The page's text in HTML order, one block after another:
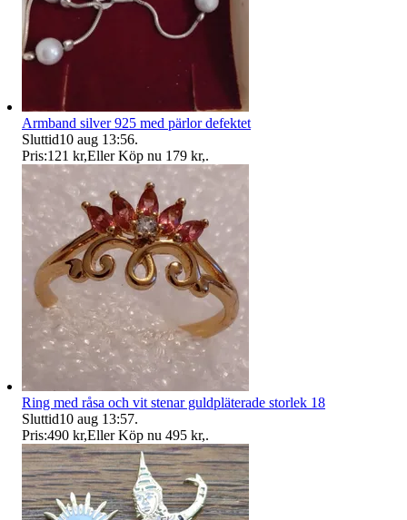
Armband silver 925 med pärlor defektet
Sluttid10 aug 13:56.
Pris:121 kr,Eller Köp nu 179 kr,.
Ring med råsa och vit stenar guldpläterade storlek 18
Sluttid10 aug 13:57.
Pris:490 kr,Eller Köp nu 495 kr,.